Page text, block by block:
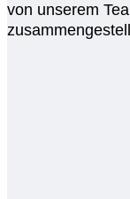
von unserem